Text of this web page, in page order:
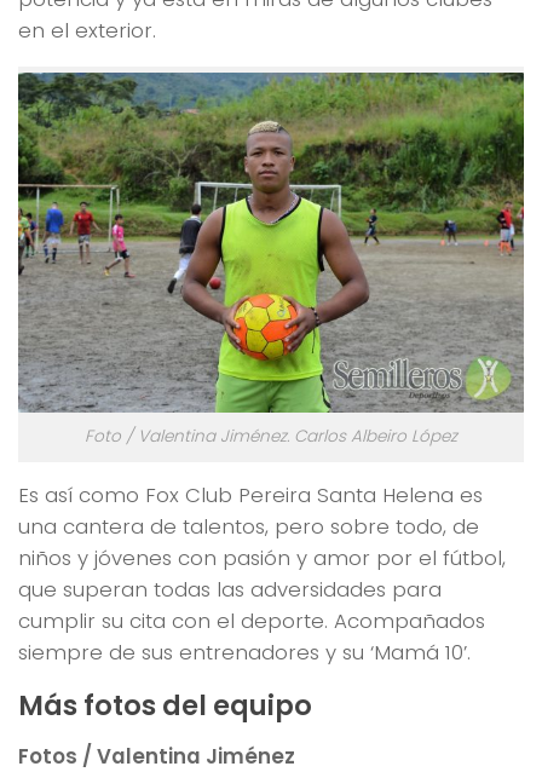
en el exterior.
Foto / Valentina Jiménez. Carlos Albeiro López
Es así como Fox Club Pereira Santa Helena es
una cantera de talentos, pero sobre todo, de
niños y jóvenes con pasión y amor por el fútbol,
que superan todas las adversidades para
cumplir su cita con el deporte. Acompañados
siempre de sus entrenadores y su ‘Mamá 10’.
Más fotos del equipo
Fotos / Valentina Jiménez